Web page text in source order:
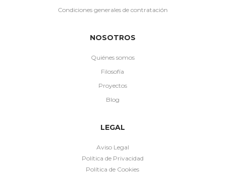
Condiciones generales de contratación
NOSOTROS
Quiénes somos
Filosofía
Proyectos
Blog
LEGAL
Aviso Legal
Política de Privacidad
Política de Cookies